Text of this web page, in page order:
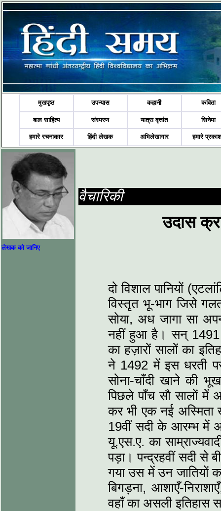
मुखपृष्ठ उपन्यास कहानी कविता
बाल साहित्य संस्मरण यात्रा वृत्तांत सिनेमा
हमारे रचनाकार हिंदी लेखक अभिलेखागार हमारे
लेखक को जानिए
वैचारिकी
उदास
दो विशाल पानियों
विस्तृत भू-भाग जिसे
सोया, अध जागा सा
नहीं हुआ है। सन्‌ 1491
का हज़ारों सालों का
ने 1492 में इस धरती
सोना-चाँदी खाने की भूख
पिछले पाँच सौ सालों में
कर भी एक नई अस्मिता
19वीं सदी के आरम्भ में
यू.एस.ए. का
पड़ा। पन्द्रहवीं सदी से
गया उस में उन जातियों
बिगड़ना, आशाएँ-
वहाँ का असली इतिहास